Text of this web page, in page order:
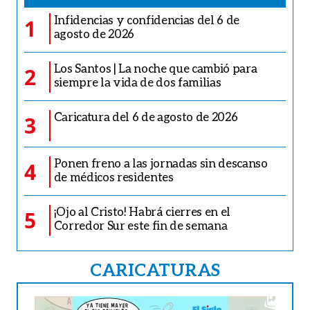
1
Infidencias y confidencias del 6 de
agosto de 2026
2
Los Santos | La noche que cambió para
siempre la vida de dos familias
3 Caricatura del 6 de agosto de 2026
4
Ponen freno a las jornadas sin descanso
de médicos residentes
5
¡Ojo al Cristo! Habrá cierres en el
Corredor Sur este fin de semana
CARICATURAS